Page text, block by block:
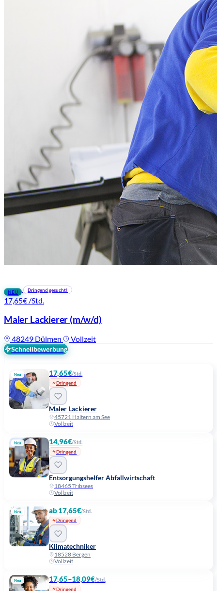
NEU Dringend gesucht!
17,65€ /Std.
Maler Lackierer (m/w/d)
48249 Dülmen Vollzeit
Schnellbewerbung
Neu 17,65€/Std.
Dringend
Maler Lackierer
45721 Haltern am See
Vollzeit
Neu 14,96€/Std.
Dringend
Entsorgungshelfer Abfallwirtschaft
18465 Tribsees
Vollzeit
Neu ab 17,65€/Std.
Dringend
Klimatechniker
18528 Bergen
Vollzeit
Neu 17,65–18,09€/Std.
Dringend